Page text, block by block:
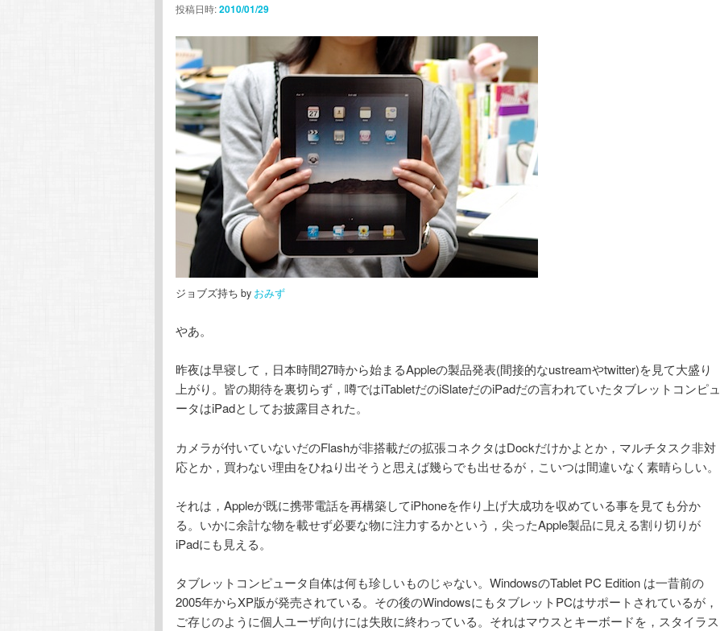
テ
ン
ツ
へ
移
動
ン
ツ
へ
移
動
投稿日時:2010/01/29
ジョブズ持ち by おみず
やあ。
昨夜は早寝して，日本時間27時から始まるAppleの製品発表(間接的なustreamやtwitter)を見て大盛り
上がり。皆の期待を裏切らず，噂ではiTabletだのiSlateだのiPadだの言われていたタブレットコンピュ
ータはiPadとしてお披露目された。
カメラが付いていないだのFlashが非搭載だの拡張コネクタはDockだけかよとか，マルチタスク非対
応とか，買わない理由をひねり出そうと思えば幾らでも出せるが，こいつは間違いなく素晴らしい。
それは，Appleが既に携帯電話を再構築してiPhoneを作り上げ大成功を収めている事を見ても分か
る。いかに余計な物を載せず必要な物に注力するかという，尖ったApple製品に見える割り切りが
iPadにも見える。
タブレットコンピュータ自体は何も珍しいものじゃない。WindowsのTablet PC Edition は一昔前の
2005年からXP版が発売されている。その後のWindowsにもタブレットPCはサポートされているが，
ご存じのように個人ユーザ向けには失敗に終わっている。それはマウスとキーボードを，スタイラス